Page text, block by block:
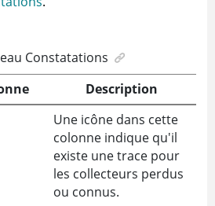
Constatations
Description
Une icône dans cette
colonne indique qu'il
existe une trace pour
les collecteurs perdus
ou connus.